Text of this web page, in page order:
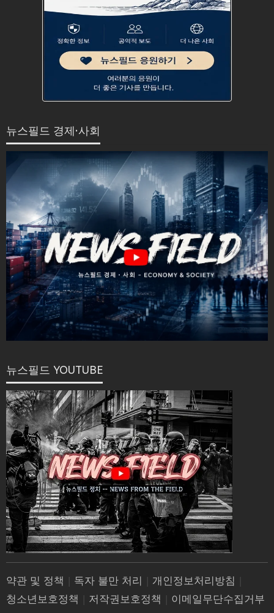
뉴스필드 경제·사회
뉴스필드 YOUTUBE
약관 및 정책 | 독자 불만 처리 | 개인정보처리방침 |
청소년보호정책 | 저작권보호정책 | 이메일무단수집거부